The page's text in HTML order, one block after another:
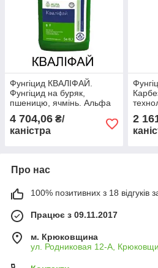
Фунгіцид КВАЛІФАЙ.
Фунгіцид на буряк,
пшеницю, ячмінь. Альфа
4 704,06 ₴/
каністра
2
Про нас
100% позитивних з 18 відгуків
Працює з 09.11.2017
м. Крюковщина
ул. Родниковая 12-А,